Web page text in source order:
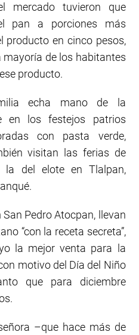
mercado tuvieron que
pan a porciones más
producto en cinco pesos,
mayoría de los habitantes
producto.
echa mano de la
en los festejos patrios
con pasta verde,
visitan las ferias de
la del elote en Tlalpan,
Pedro Atocpan, llevan
“con la receta secreta”,
la mejor venta para la
motivo del Día del Niño
que para diciembre
–que hace más de